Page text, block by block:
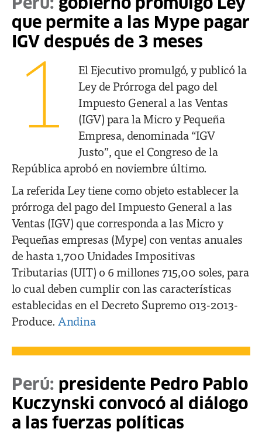
Perú: gobierno promulgó Ley
que permite a las Mype pagar
IGV después de 3 meses
1
El Ejecutivo promulgó, y publicó la
Ley de Prórroga del pago del
Impuesto General a las Ventas
(IGV) para la Micro y Pequeña
Empresa, denominada “IGV
Justo”, que el Congreso de la
República aprobó en noviembre último.
La referida Ley tiene como objeto establecer la
prórroga del pago del Impuesto General a las
Ventas (IGV) que corresponda a las Micro y
Pequeñas empresas (Mype) con ventas anuales
de hasta 1,700 Unidades Impositivas
Tributarias (UIT) o 6 millones 715,00 soles, para
lo cual deben cumplir con las características
establecidas en el Decreto Supremo 013-2013-
Produce. Andina
Perú: presidente Pedro Pablo
Kuczynski convocó al diálogo
a las fuerzas políticas